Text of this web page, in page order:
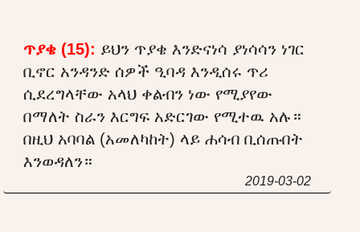
ጥያቄ (15): ይህን ጥያቄ እንድናነሳ ያነሳሳን ነገር
ቢኖር አንዳንድ ሰዎች ዒባዳ እንዲሰሩ ጥሪ
ሲደረግላቸው አላህ ቀልብን ነው የሚያየው
በማለት ስራን እርግፍ አድርገው የሚተዉ አሉ።
በዚህ አባባል (አመለካከት) ላይ ሐሳብ ቢሰጡበት
እንወዳለን።
2019-03-02